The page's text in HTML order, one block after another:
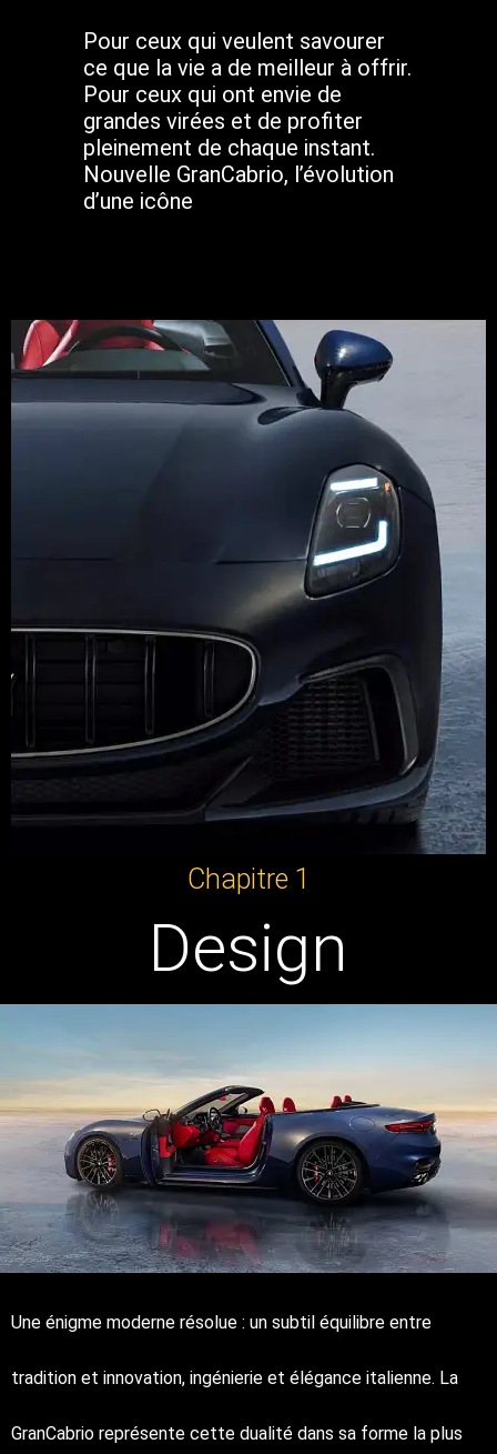
Pour ceux qui veulent savourer
ce que la vie a de meilleur à offrir.
Pour ceux qui ont envie de
grandes virées et de profiter
pleinement de chaque instant.
Nouvelle GranCabrio, l’évolution
d’une icône
Chapitre 1
Design
Une énigme moderne résolue : un subtil équilibre entre
tradition et innovation, ingénierie et élégance italienne. La
GranCabrio représente cette dualité dans sa forme la plus